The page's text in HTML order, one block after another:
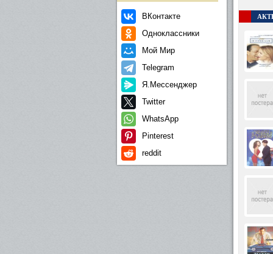
ВКонтакте
Одноклассники
Мой Мир
Telegram
Я.Мессенджер
Twitter
WhatsApp
Pinterest
reddit